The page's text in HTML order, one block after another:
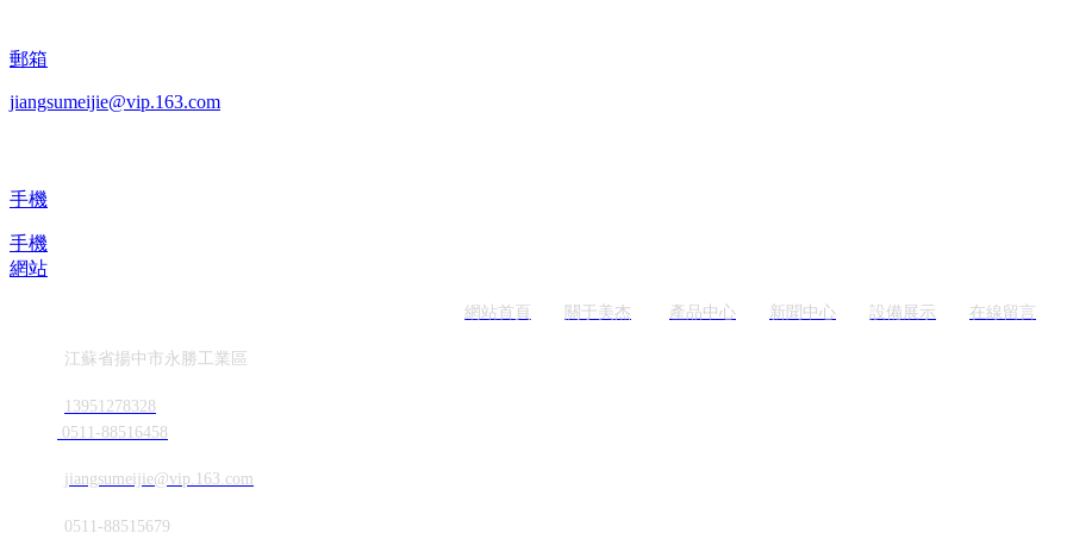
郵箱
jiangsumeijie@vip.163.com
手機
手機
網站
網站首頁 關于美杰 產品中心 新聞中心 設備展示 在線留言
江蘇省揚中市永勝工業區
13951278328
0511-88516458
jiangsumeijie@vip.163.com
0511-88515679